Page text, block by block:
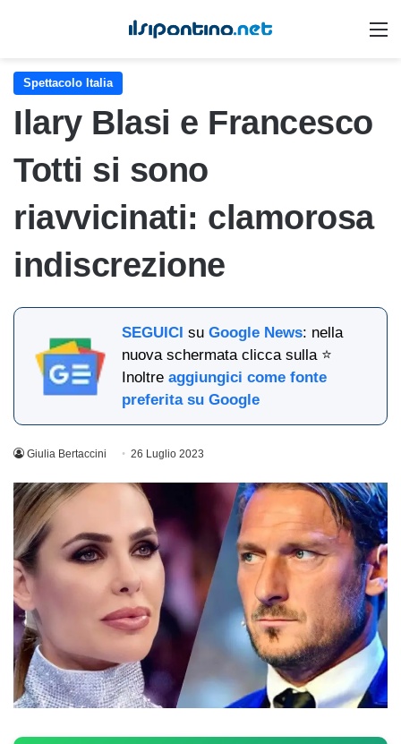
Spettacolo Italia
Ilary Blasi e Francesco
Totti si sono
riavvicinati: clamorosa
indiscrezione
SEGUICI suGoogle News: nella
nuova schermata clicca sulla ⭐
Inoltreaggiungici come fonte
preferita su Google
Giulia Bertaccini 26 Luglio 2023